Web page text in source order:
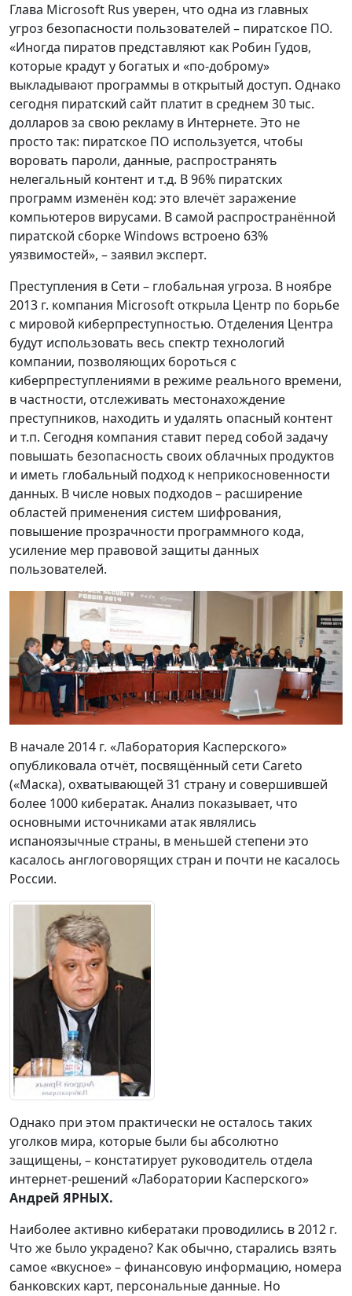
Глава Microsoft Rus уверен, что одна из главных
угроз безопасности пользователей – пиратское ПО.
«Иногда пиратов представляют как Робин Гудов,
которые крадут у богатых и «по-доброму»
выкладывают программы в открытый доступ. Однако
сегодня пиратский сайт платит в среднем 30 тыс.
долларов за свою рекламу в Интернете. Это не
просто так: пиратское ПО используется, чтобы
воровать пароли, данные, распространять
нелегальный контент и т.д. В 96% пиратских
программ изменён код: это влечёт заражение
компьютеров вирусами. В самой распространённой
пиратской сборке Windows встроено 63%
уязвимостей», – заявил эксперт.
Преступления в Сети – глобальная угроза. В ноябре
2013 г. компания Microsoft открыла Центр по борьбе
с мировой киберпреступностью. Отделения Центра
будут использовать весь спектр технологий
компании, позволяющих бороться с
киберпреступлениями в режиме реального времени,
в частности, отслеживать местонахождение
преступников, находить и удалять опасный контент
и т.п. Сегодня компания ставит перед собой задачу
повышать безопасность своих облачных продуктов
и иметь глобальный подход к неприкосновенности
данных. В числе новых подходов – расширение
областей применения систем шифрования,
повышение прозрачности программного кода,
усиление мер правовой защиты данных
пользователей.
В начале 2014 г. «Лаборатория Касперского»
опубликовала отчёт, посвящённый сети Careto
(«Маска), охватывающей 31 страну и совершившей
более 1000 кибератак. Анализ показывает, что
основными источниками атак являлись
испаноязычные страны, в меньшей степени это
касалось англоговорящих стран и почти не касалось
России.
Однако при этом практически не осталось таких
уголков мира, которые были бы абсолютно
защищены, – констатирует руководитель отдела
интернет-решений «Лаборатории Касперского»
Андрей ЯРНЫХ.
Наиболее активно кибератаки проводились в 2012 г.
Что же было украдено? Как обычно, старались взять
самое «вкусное» – финансовую информацию, номера
банковских карт, персональные данные. Но